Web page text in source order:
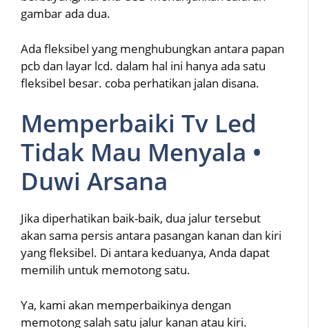
gambar ada dua.
Ada fleksibel yang menghubungkan antara papan
pcb dan layar lcd. dalam hal ini hanya ada satu
fleksibel besar. coba perhatikan jalan disana.
Memperbaiki Tv Led
Tidak Mau Menyala •
Duwi Arsana
Jika diperhatikan baik-baik, dua jalur tersebut
akan sama persis antara pasangan kanan dan kiri
yang fleksibel. Di antara keduanya, Anda dapat
memilih untuk memotong satu.
Ya, kami akan memperbaikinya dengan
memotong salah satu jalur kanan atau kiri.